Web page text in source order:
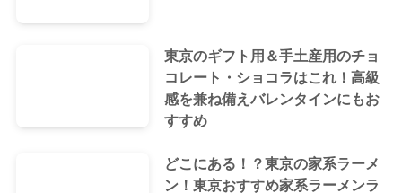
東京のギフト用＆手土産用のチョ
コレート・ショコラはこれ！高級
感を兼ね備えバレンタインにもお
すすめ
どこにある！？東京の家系ラーメ
ン！東京おすすめ家系ラーメンラ